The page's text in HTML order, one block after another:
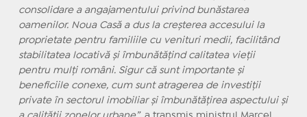
consolidare a angajamentului privind bunăstarea
oamenilor. Noua Casă a dus la creșterea accesului la
proprietate pentru familiile cu venituri medii, facilitând
stabilitatea locativă și îmbunătățind calitatea vieții
pentru mulți români. Sigur că sunt importante și
beneficiile conexe, cum sunt atragerea de investiții
private în sectorul imobiliar și îmbunătățirea aspectului și